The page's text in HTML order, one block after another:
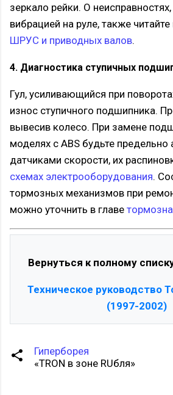
зеркало рейки. О
вибрацией на руле, также
ШРУС и приводных валов.
4. Диагностика ступичных
Гул, усиливающийся при
износ ступичного подшипника.
вывесив колесо. При замене
моделях с ABS будьте предельно
датчиками скорости, их
схемах электрооборудования.
тормозных механизмов при
можно уточнить в главе
Вернуться к полному
Техническое руководство
(1997-2002)
Гиперборея
«TRON в зоне RUбля»